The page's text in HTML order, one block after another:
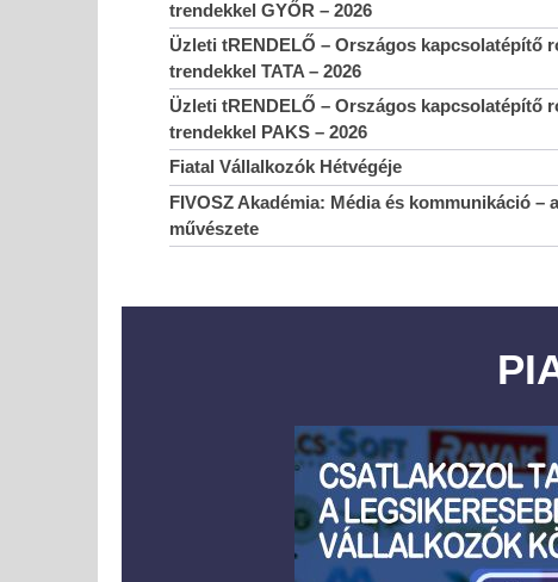
trendekkel GYŐR – 2026
Üzleti tRENDELŐ – Országos kapcsolatépítő
trendekkel TATA – 2026
Üzleti tRENDELŐ – Országos kapcsolatépítő
trendekkel PAKS – 2026
Fiatal Vállalkozók Hétvégéje
FIVOSZ Akadémia: Média és kommunikáció –
művészete